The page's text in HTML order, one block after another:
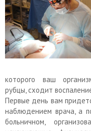
которого ваш
рубцы, сходит
Первые день вам
наблюдением врача, а
больничном,